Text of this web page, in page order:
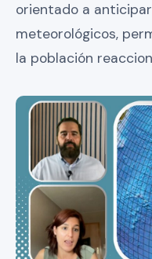
orientado a
meteorológicos,
la población